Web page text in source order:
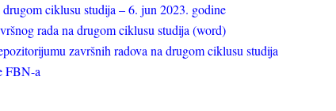
ciklusu studija – 6. jun 2023. godine
rada na drugom ciklusu studija (word)
završnih radova na drugom ciklusu studija
FBN-a